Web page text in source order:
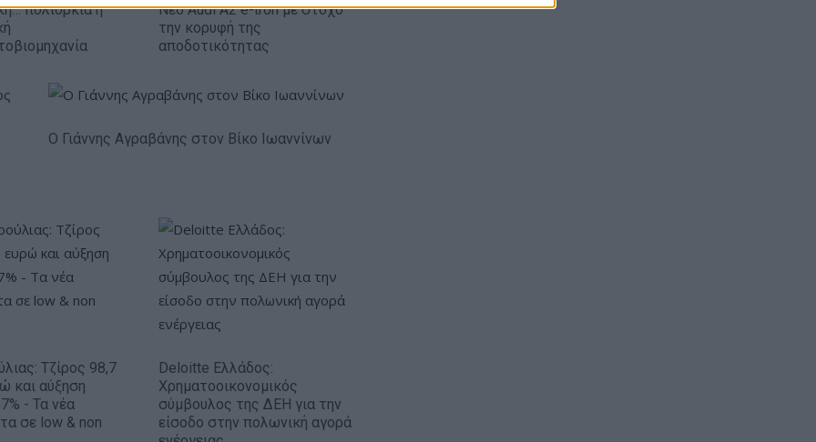
πολιορκία η
Νέο Audi A2 e-tron με στόχο
την κορυφή της
αποδοτικότητας
Ο Γιάννης Αγραβάνης στον Βίκο Ιωαννίνων
Τζίρος 98,7
και αύξηση
- Τα νέα
σε low & non
Deloitte Ελλάδος:
Χρηματοοικονομικός
σύμβουλος της ΔΕΗ για την
είσοδο στην πολωνική αγορά